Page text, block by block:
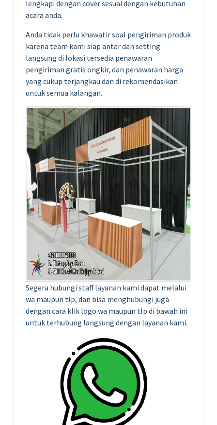
lengkapi dengan cover sesuai dengan kebutuhan
acara anda.
Anda tidak perlu khawatir soal pengiriman produk
karena team kami siap antar dan setting
langsung di lokasi tersedia penawaran
pengiriman gratis ongkir, dan penawaran harga
yang cukup terjangkau dan di rekomendasikan
untuk semua kalangan.
Segera hubungi staff layanan kami dapat melalui
wa maupun tlp, dan bisa menghubungi juga
dengan cara klik logo wa maupun tlp di bawah ini
untuk terhubung langsung dengan layanan kami.